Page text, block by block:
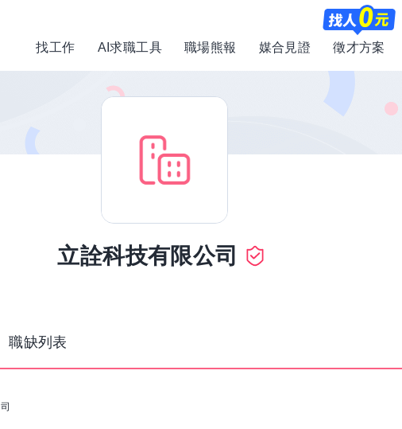
找工作 AI求職工具 職場熊報 媒合見證 徵才方案
立詮科技有限公司
職缺列表